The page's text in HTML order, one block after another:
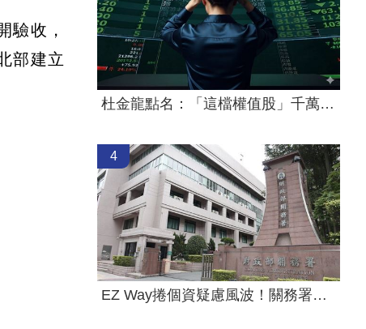
驗收，
部建立
杜金龍點名：「這檔權值股」千萬別長抱
4
EZ Way捲個資疑慮風波！關務署要出手了